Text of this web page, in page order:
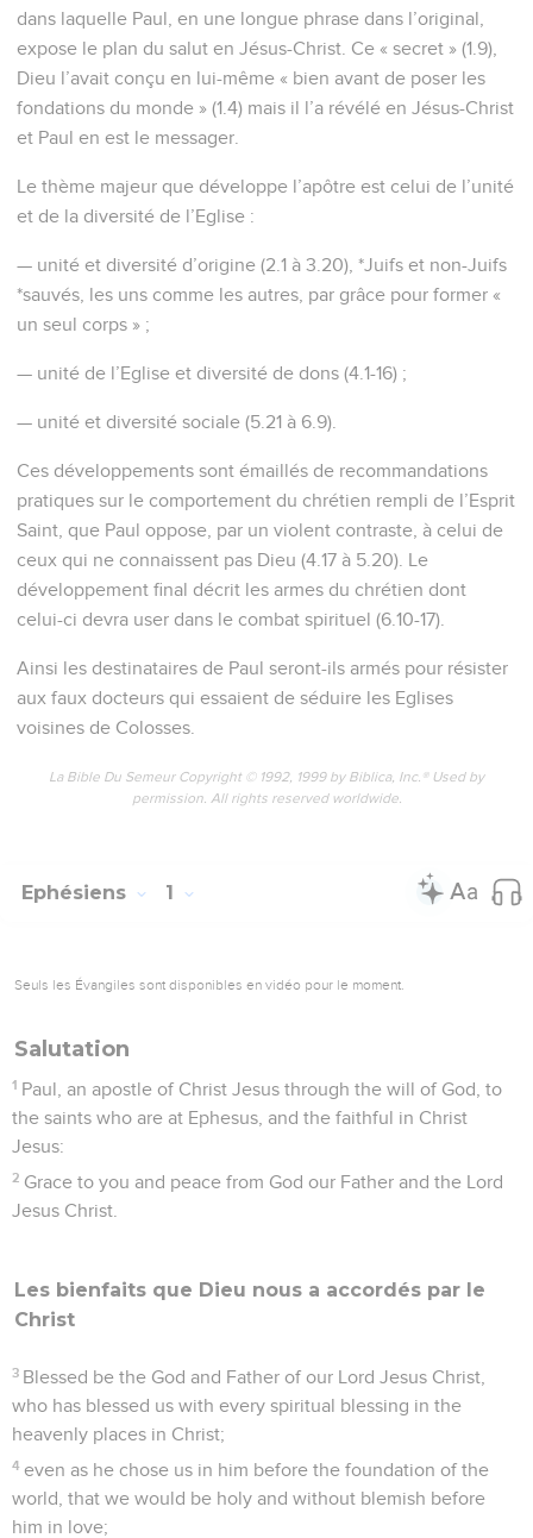
dans laquelle Paul, en une longue phrase dans l’original,
expose le plan du salut en Jésus-Christ. Ce « secret » (1.9),
Dieu l’avait conçu en lui-même « bien avant de poser les
fondations du monde » (1.4) mais il l’a révélé en Jésus-Christ
et Paul en est le messager.
Le thème majeur que développe l’apôtre est celui de l’unité
et de la diversité de l’Eglise :
— unité et diversité d’origine (2.1 à 3.20), *Juifs et non-Juifs
*sauvés, les uns comme les autres, par grâce pour former «
un seul corps » ;
— unité de l’Eglise et diversité de dons (4.1-16) ;
— unité et diversité sociale (5.21 à 6.9).
Ces développements sont émaillés de recommandations
pratiques sur le comportement du chrétien rempli de l’Esprit
Saint, que Paul oppose, par un violent contraste, à celui de
ceux qui ne connaissent pas Dieu (4.17 à 5.20). Le
développement final décrit les armes du chrétien dont
celui-ci devra user dans le combat spirituel (6.10-17).
Ainsi les destinataires de Paul seront-ils armés pour résister
aux faux docteurs qui essaient de séduire les Eglises
voisines de Colosses.
La Bible Du Semeur Copyright © 1992, 1999 by Biblica, Inc.® Used by
permission. All rights reserved worldwide.
Ephésiens 1
Seuls les Évangiles sont disponibles en vidéo pour le moment.
Salutation
1 Paul, an apostle of Christ Jesus through the will of God, to
the saints who are at Ephesus, and the faithful in Christ
Jesus:
2 Grace to you and peace from God our Father and the Lord
Jesus Christ.
Les bienfaits que Dieu nous a accordés par le
Christ
3 Blessed be the God and Father of our Lord Jesus Christ,
who has blessed us with every spiritual blessing in the
heavenly places in Christ;
4 even as he chose us in him before the foundation of the
world, that we would be holy and without blemish before
him in love;